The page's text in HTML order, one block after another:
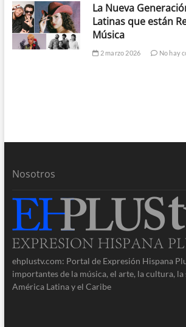
La Nueva
Latinas que están
Música
2 marzo 2026 No hay
Nosotros
ehplustv.com: Portal de Expresión Hispana
importantes de la música, el arte, la cultura, la
América Latina y el Caribe